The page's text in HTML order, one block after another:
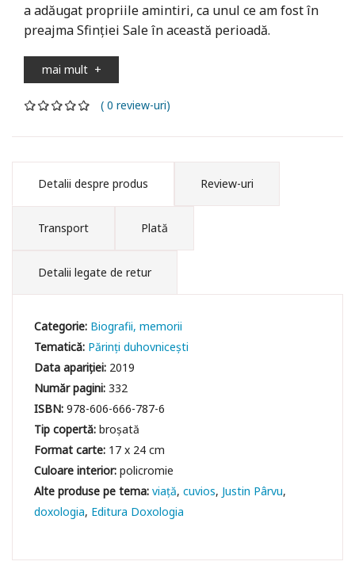
a adăugat propriile amintiri, ca unul ce am fost în
preajma Sfinției Sale în această perioadă.
mai mult +
( 0 review-uri)
Detalii despre produs Review-uri
Transport Plată
Detalii legate de retur
Categorie: Biografii, memorii
Tematică: Părinți duhovnicești
Data apariției: 2019
Număr pagini:332
ISBN:978-606-666-787-6
Tip copertă:broșată
Format carte: 17 x 24 cm
Culoare interior:policromie
viaţă cuvios Justin Pârvu
doxologia Editura Doxologia